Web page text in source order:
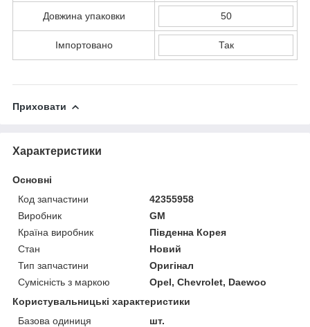
Довжина упаковки 50
Імпортовано Так
Приховати
Характеристики
Основні
Код запчастини
42355958
Виробник
GM
Країна виробник
Південна Корея
Стан
Новий
Тип запчастини
Оригінал
Сумісність з маркою
Opel, Chevrolet, Daewoo
Користувальницькі характеристики
Базова одиниця
шт.